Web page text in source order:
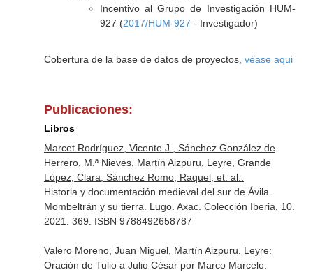
Incentivo al Grupo de Investigación HUM-
927 (2017/HUM-927 - Investigador)
Cobertura de la base de datos de proyectos, véase aqui
Publicaciones:
Libros
Marcet Rodríguez, Vicente J., Sánchez González de
Herrero, M.ª Nieves, Martín Aizpuru, Leyre, Grande
López, Clara, Sánchez Romo, Raquel, et. al.:
Historia y documentación medieval del sur de Ávila.
Mombeltrán y su tierra. Lugo. Axac. Colección Iberia, 10.
2021. 369. ISBN 9788492658787
Valero Moreno, Juan Miguel, Martín Aizpuru, Leyre:
Oración de Tulio a Julio César por Marco Marcelo.